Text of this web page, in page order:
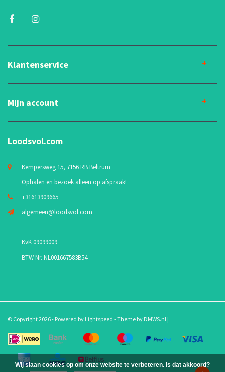
Klantenservice
Mijn account
Loodsvol.com
Kempersweg 15, 7156 RB Beltrum
Ophalen en bezoek alleen op afspraak!
+31613909665
algemeen@loodsvol.com
KvK 09099009
BTW Nr. NL001667583B54
© Copyright 2026 - Powered by Lightspeed - Theme by DMWS.nl |
Wij slaan cookies op om onze website te verbeteren. Is dat akkoord?